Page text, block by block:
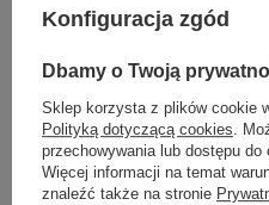
One size
Konfiguracja zgód
Dbamy o Twoją
Sklep korzysta z plików cookie
Polityką dotyczącą cookies.
przechowywania lub dostępu
Więcej informacji na temat
znaleźć także na stronie